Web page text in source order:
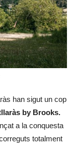
han sigut un cop
by Brooks.
a la conquesta
totalment